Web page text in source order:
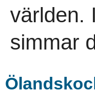
världen.
simmar